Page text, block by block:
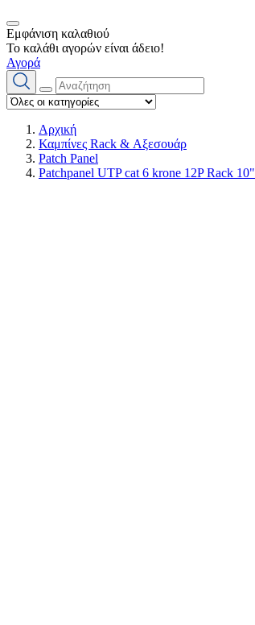
Εμφάνιση καλαθιού
Το καλάθι αγορών είναι άδειο!
Αγορά
Αρχική
Καμπίνες Rack & Αξεσουάρ
Patch Panel
Patchpanel UTP cat 6 krone 12P Rack 10"